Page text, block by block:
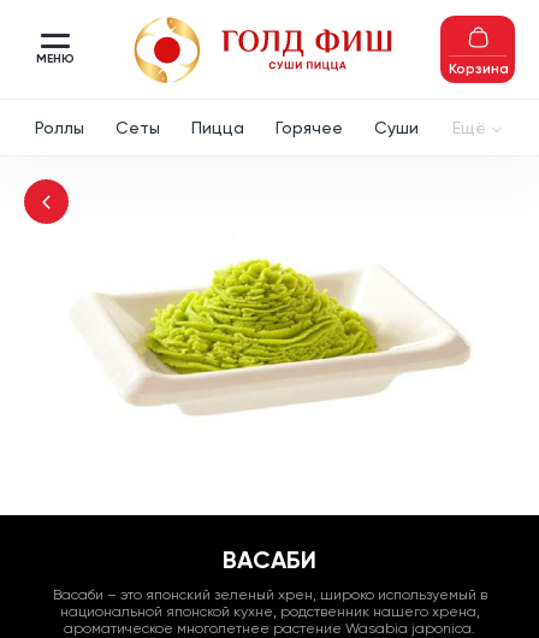
МЕНЮ
Корзина
Роллы Сеты Пицца Горячее Суши Ещё
ВАСАБИ
Васаби – это японский зеленый хрен, широко используемый в
национальной японской кухне, родственник нашего хрена,
ароматическое многолетнее растение Wasabia japonica.